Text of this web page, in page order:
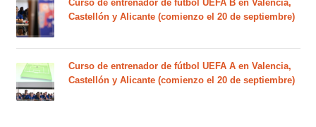
Curso de entrenador de fútbol UEFA B en Valencia,
Castellón y Alicante (comienzo el 20 de septiembre)
Curso de entrenador de fútbol UEFA A en Valencia,
Castellón y Alicante (comienzo el 20 de septiembre)